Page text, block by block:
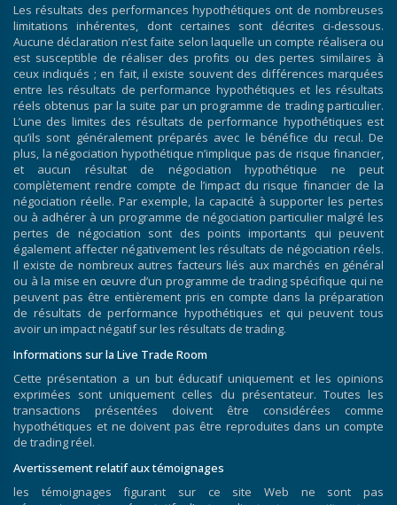
Les résultats des performances hypothétiques ont de nombreuses
limitations inhérentes, dont certaines sont décrites ci-dessous.
Aucune déclaration n’est faite selon laquelle un compte réalisera ou
est susceptible de réaliser des profits ou des pertes similaires à
ceux indiqués ; en fait, il existe souvent des différences marquées
entre les résultats de performance hypothétiques et les résultats
réels obtenus par la suite par un programme de trading particulier.
L’une des limites des résultats de performance hypothétiques est
qu’ils sont généralement préparés avec le bénéfice du recul. De
plus, la négociation hypothétique n’implique pas de risque financier,
et aucun résultat de négociation hypothétique ne peut
complètement rendre compte de l’impact du risque financier de la
négociation réelle. Par exemple, la capacité à supporter les pertes
ou à adhérer à un programme de négociation particulier malgré les
pertes de négociation sont des points importants qui peuvent
également affecter négativement les résultats de négociation réels.
Il existe de nombreux autres facteurs liés aux marchés en général
ou à la mise en œuvre d’un programme de trading spécifique qui ne
peuvent pas être entièrement pris en compte dans la préparation
de résultats de performance hypothétiques et qui peuvent tous
avoir un impact négatif sur les résultats de trading.
Informations sur la Live Trade Room
Cette présentation a un but éducatif uniquement et les opinions
exprimées sont uniquement celles du présentateur. Toutes les
transactions présentées doivent être considérées comme
hypothétiques et ne doivent pas être reproduites dans un compte
de trading réel.
Avertissement relatif aux témoignages
les témoignages figurant sur ce site Web ne sont pas